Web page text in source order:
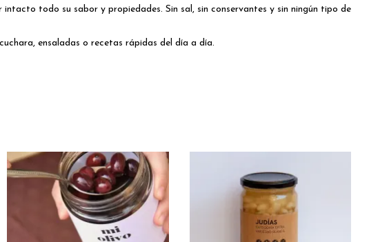
todo su sabor y propiedades. Sin sal, sin conservantes y sin ningún tipo de
ensaladas o recetas rápidas del día a día.